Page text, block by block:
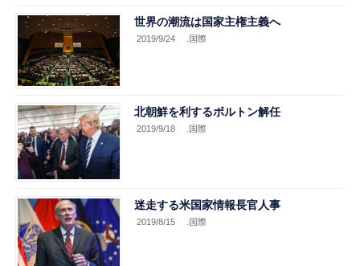
世界の潮流は国家主権主義へ
2019/9/24 .国際
北朝鮮を利するボルトン解任
2019/9/18 .国際
迷走する米国家情報長官人事
2019/8/15 .国際